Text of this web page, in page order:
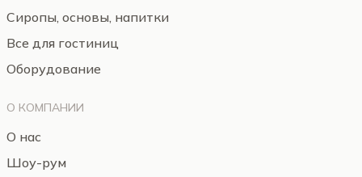
Сиропы, основы, напитки
Все для гостиниц
Оборудование
О КОМПАНИИ
О нас
Шоу-рум